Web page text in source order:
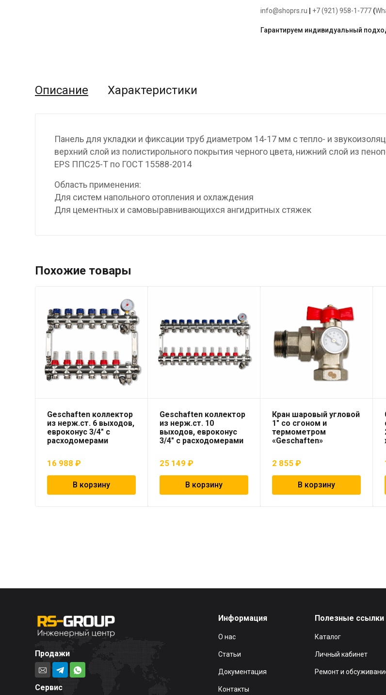
0,88
info@shoprs.ru +7 (921) 958-1-777 (
Гарантируем индивидуальный
Описание Характеристики
Панель для укладки и фиксации труб диаметром 14-17 мм с тепло- и
верхний слой из полистирольного покрытия черного цвета, нижний слой из
EPS ППС25-Т по ГОСТ 15588-2014
Область применения:
Для систем напольного отопления и охлаждения
Для цементных и самовыравнивающихся ангидритных стяжек
Похожие товары
Geschaften коллектор
из нерж.ст. 6 выходов,
евроконус 3/4″ с
расходомерами
16 988 ₽
В корзину
Geschaften коллектор
из нерж.ст. 10
выходов, евроконус
3/4″ с расходомерами
25 149₽
В корзину
Кран шаровый угловой
1″ со сгоном и
термометром
«Geschaften»
2 855₽
В корзину
Продажи
Сервис
Информация
О нас
Статьи
Документация
Контакты
Полезные ссылки
Каталог
Личный кабинет
Ремонт и